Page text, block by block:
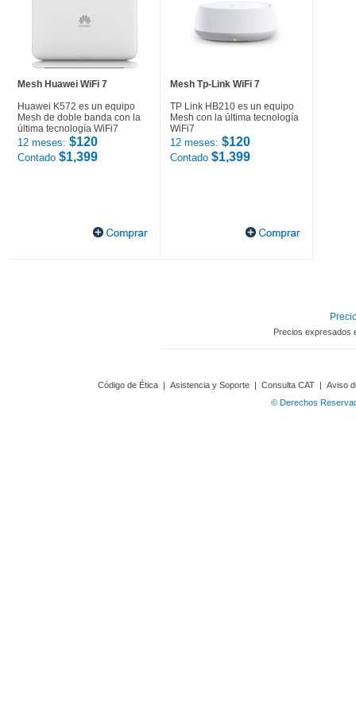
Mesh Huawei WiFi 7
Huawei K572 es un equipo
Mesh de doble banda con la
última tecnología WiFi7
12 meses: $120
Contado $1,399
Mesh Tp-Link WiFi 7
TP Link HB210 es un equipo
Mesh con la última tecnología
WiFi7
12 meses: $120
Contado $1,399
Precios expresados
Código de Ética | Asistencia y Soporte | Consulta CAT | Aviso
© Derechos